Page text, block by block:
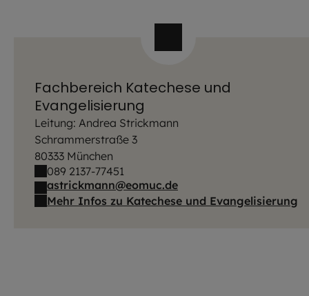
Fachbereich Katechese und
Evangelisierung
Leitung: Andrea Strickmann
Schrammerstraße 3
80333 München
089 2137-77451
astrickmann@eomuc.de
Mehr Infos zu Katechese und Evangelisierung